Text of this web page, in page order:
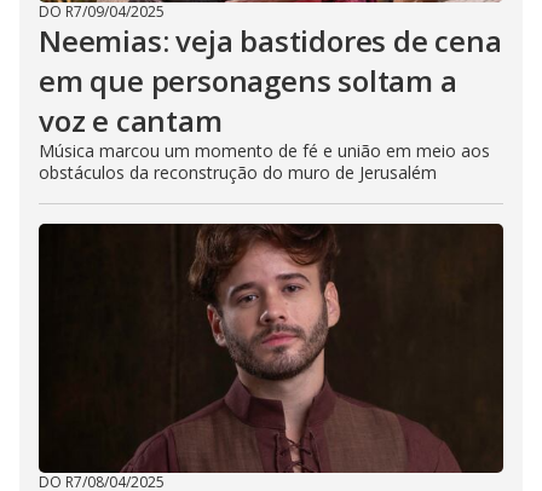
DO R7/09/04/2025
Neemias: veja bastidores de cena
em que personagens soltam a
voz e cantam
Música marcou um momento de fé e união em meio aos
obstáculos da reconstrução do muro de Jerusalém
DO R7/08/04/2025